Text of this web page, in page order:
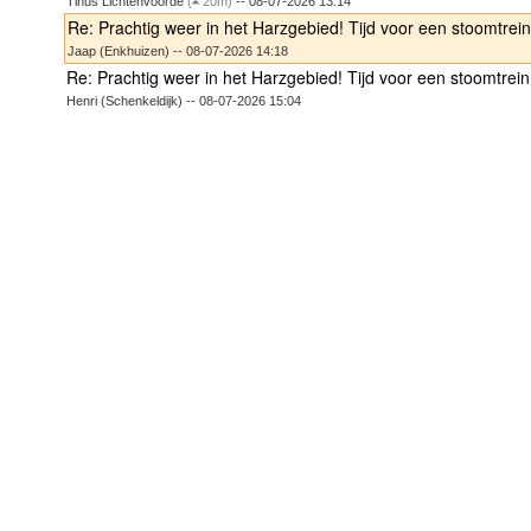
Re: Prachtig weer in het Harzgebied! Tijd voor een
Jaap (Enkhuizen) -- 08-07-2026 14:18
Re: Prachtig weer in het Harzgebied! Tijd voor een
Henri (Schenkeldijk) -- 08-07-2026 15:04